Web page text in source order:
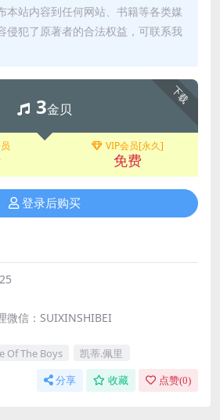
本站内容到任何网站、书籍等各类媒
侵犯了原著者的合法权益，可联系我
下载
3金贝
VIP会员[永久]
免费
登录后购买
微信：SUIXINSHIBEI
Of The Boys 凯蒂.佩里
分享 收藏 点赞(0)